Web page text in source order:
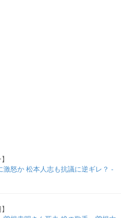
怒か 松本人志も抗議に逆ギレ？ -